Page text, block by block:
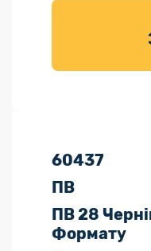
товарів для
60437
ПВ
ПВ 28
Формату